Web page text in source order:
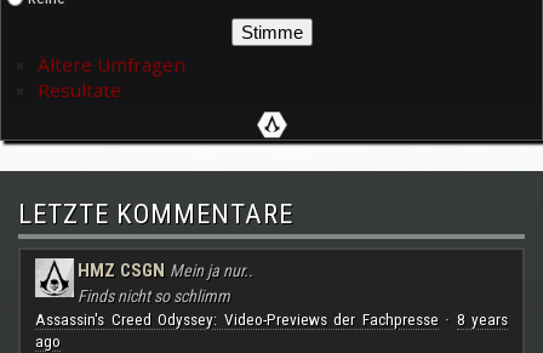
Ältere Umfragen
Resultate
LETZTE KOMMENTARE
HMZ CSGN Mein ja nur..
Finds nicht so schlimm
Assassin's Creed Odyssey: Video-Previews der Fachpresse· 8 years
ago